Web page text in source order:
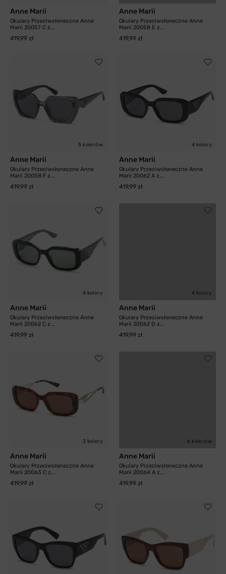
Anne Marii
Okulary Przeciwsłoneczne Anne
Marii 20057 C z...
419,99 zł
Anne Marii
Okulary Przeciwsłoneczne Anne
Marii 20058 E z...
419,99 zł
5 kolorów
Anne Marii
Okulary Przeciwsłoneczne Anne
Marii 20058 F z...
419,99 zł
4 kolory
Anne Marii
Okulary Przeciwsłoneczne Anne
Marii 20062 A z...
419,99 zł
4 kolory
Anne Marii
Okulary Przeciwsłoneczne Anne
Marii 20062 C z...
419,99 zł
4 kolory
Anne Marii
Okulary Przeciwsłoneczne Anne
Marii 20062 D z...
419,99 zł
3 kolory
Anne Marii
Okulary Przeciwsłoneczne Anne
Marii 20063 C z...
419,99 zł
6 kolorów
Anne Marii
Okulary Przeciwsłoneczne Anne
Marii 20064 A z...
419,99 zł